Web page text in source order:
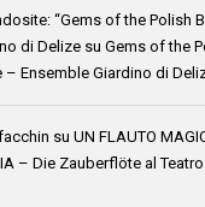
“Gems of the Polish
di Delize su Gems of the
– Ensemble Giardino di
su UN FLAUTO
– Die Zauberflöte al